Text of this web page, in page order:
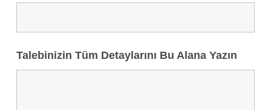
Talebinizin Tüm Detaylarını Bu Alana Yazın